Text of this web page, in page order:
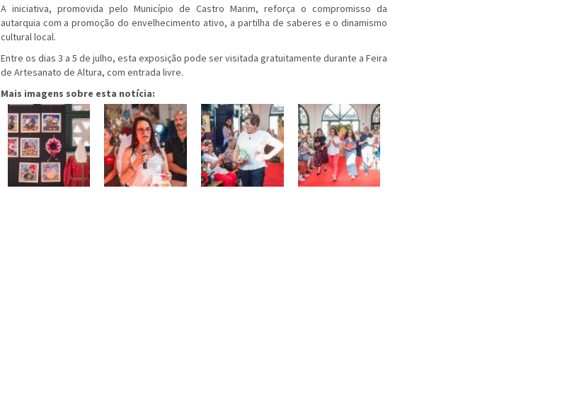
A iniciativa, promovida pelo Município de Castro Marim, reforça o compromisso da
autarquia com a promoção do envelhecimento ativo, a partilha de saberes e o dinamismo
cultural local.
Entre os dias 3 a 5 de julho, esta exposição pode ser visitada gratuitamente durante a Feira
de Artesanato de Altura, com entrada livre.
Mais imagens sobre esta notícia: